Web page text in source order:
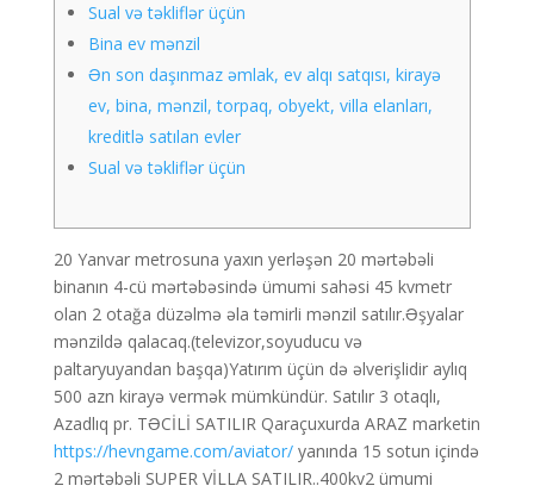
Sual və təkliflər üçün
Bina ev mənzil
Ən son daşınmaz əmlak, ev alqı satqısı, kirayə
ev, bina, mənzil, torpaq, obyekt, villa elanları,
kreditlə satılan evler
Sual və təkliflər üçün
20 Yanvar metrosuna yaxın yerləşən 20 mərtəbəli
binanın 4-cü mərtəbəsində ümumi sahəsi 45 kvmetr
olan 2 otağa düzəlmə əla təmirli mənzil satılır.Əşyalar
mənzildə qalacaq.(televizor,soyuducu və
paltaryuyandan başqa)Yatırım üçün də əlverişlidir aylıq
500 azn kirayə vermək mümkündür. Satılır 3 otaqlı,
Azadlıq pr. TƏCİLİ SATILIR Qaraçuxurda ARAZ marketin
https://hevngame.com/aviator/yanında 15 sotun içində
2 mərtəbəli SUPER VİLLA SATILIR..400kv2 ümumi